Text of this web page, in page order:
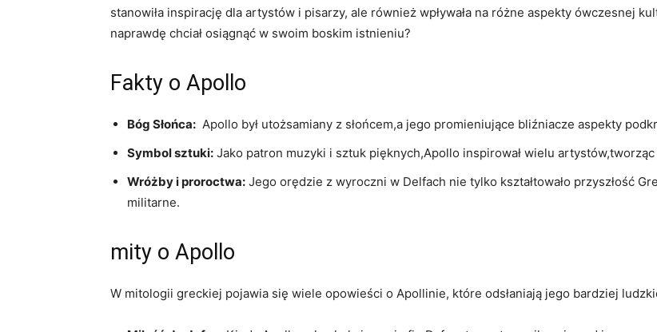
stanowiła inspirację dla artystów i‍ pisarzy, ‌ale⁤ również wpływała na różne aspekty ⁣ówczesnej⁣
naprawdę chciał osiągnąć w swoim boskim istnieniu?
Fakty o Apollo
Bóg Słońca:
Apollo był utożsamiany z słońcem,a jego promieniujące bliźniacze⁣ aspekty
Symbol sztuki: Jako patron muzyki⁣ i sztuk pięknych,Apollo inspirował wielu
Wróżby i proroctwa: Jego ‌orędzie z wyroczni w⁣ Delfach​ nie tylko kształtowało⁣ przyszłość
militarne.
mity o Apollo
W⁣ mitologii greckiej pojawia ⁢się⁣ wiele‍ opowieści‌ o ⁢Apollinie, które ⁤odsłaniają ⁢jego bardziej